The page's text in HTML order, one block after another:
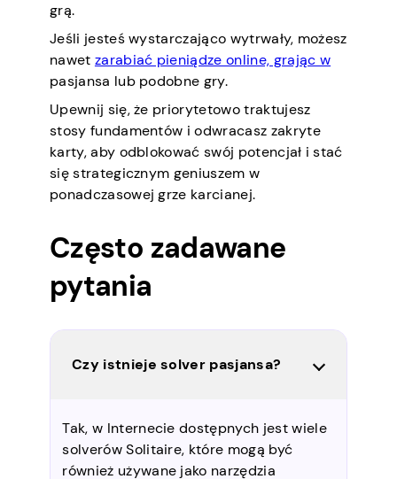
grą.
Jeśli jesteś wystarczająco wytrwały, możesz
nawet zarabiać pieniądze online, grając w
pasjansa lub podobne gry.
Upewnij się, że priorytetowo traktujesz
stosy fundamentów i odwracasz zakryte
karty, aby odblokować swój potencjał i stać
się strategicznym geniuszem w
ponadczasowej grze karcianej.
Często zadawane
pytania
Czy istnieje solver pasjansa?
Tak, w Internecie dostępnych jest wiele
solverów Solitaire, które mogą być
również używane jako narzędzia